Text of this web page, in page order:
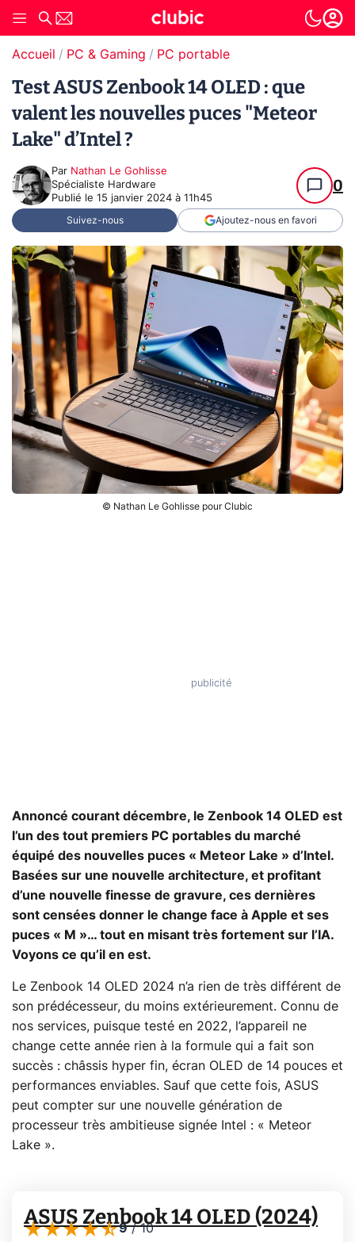
Accueil PC & Gaming PC portable
Test ASUS Zenbook 14 OLED : que
valent les nouvelles puces "Meteor
Lake" d’Intel ?
Par Nathan Le Gohlisse
Spécialiste Hardware
Publié le 15 janvier 2024 à 11h45
0
Suivez-nous Ajoutez-nous en favori
© Nathan Le Gohlisse pour Clubic
Annoncé courant décembre, le Zenbook 14 OLED est
l’un des tout premiers PC portables du marché
équipé des nouvelles puces « Meteor Lake » d’Intel.
Basées sur une nouvelle architecture, et profitant
d’une nouvelle finesse de gravure, ces dernières
sont censées donner le change face à Apple et ses
puces « M »… tout en misant très fortement sur l’IA.
Voyons ce qu’il en est.
Le Zenbook 14 OLED 2024 n’a rien de très différent de
son prédécesseur, du moins extérieurement. Connu de
nos services, puisque testé en 2022, l’appareil ne
change cette année rien à la formule qui a fait son
succès : châssis hyper fin, écran OLED de 14 pouces et
performances enviables. Sauf que cette fois, ASUS
peut compter sur une nouvelle génération de
processeur très ambitieuse signée Intel : « Meteor
Lake ».
ASUS Zenbook 14 OLED (2024)
9/10